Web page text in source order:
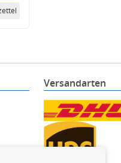
Versandarten